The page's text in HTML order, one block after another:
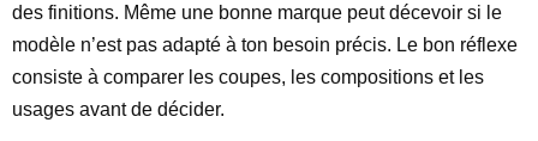
des finitions. Même une bonne marque peut décevoir si le
modèle n’est pas adapté à ton besoin précis. Le bon réflexe
consiste à comparer les coupes, les compositions et les
usages avant de décider.